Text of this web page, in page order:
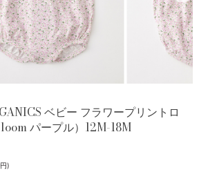
ベビー フラワープリントロ
パープル）12M-18M
)